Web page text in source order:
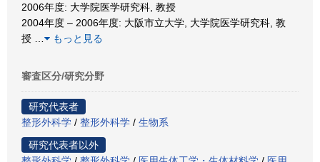
2006年度: 大学院医学研究科, 教授
2004年度 – 2006年度: 大阪市立大学, 大学院医学研究科, 教
授
もっと見る
審査区分/研究分野
研究代表者
整形外科学 / 整形外科学 / 生物系
研究代表者以外